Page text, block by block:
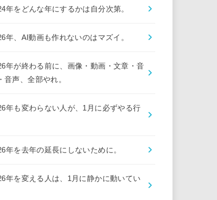
年をどんな年にするかは自分次第。
年、AI動画も作れないのはマズイ。
年が終わる前に、画像・動画・文章・音
音声、全部やれ。
年も変わらない人が、1月に必ずやる行
年を去年の延長にしないために。
年を変える人は、1月に静かに動いてい